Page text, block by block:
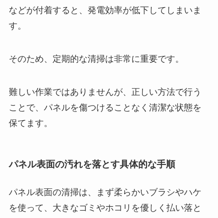
などが付着すると、発電効率が低下してしまいま
す。
そのため、定期的な清掃は非常に重要です。
難しい作業ではありませんが、正しい方法で行う
ことで、パネルを傷つけることなく清潔な状態を
保てます。
パネル表面の汚れを落とす具体的な手順
パネル表面の清掃は、まず柔らかいブラシやハケ
を使って、大きなゴミやホコリを優しく払い落と